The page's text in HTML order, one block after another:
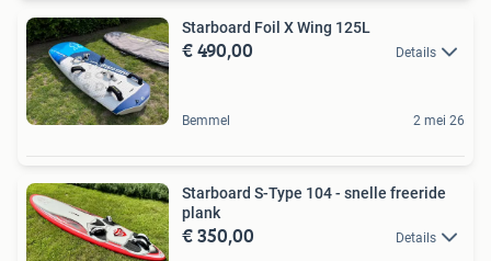
Starboard Foil X Wing 125L
€ 490,00 Details
Bemmel 2 mei 26
Starboard S-Type 104 - snelle freeride
plank
€ 350,00 Details